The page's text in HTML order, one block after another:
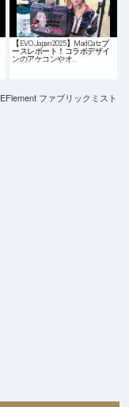
【EVO Japan 2025】MadCatzブ
ースレポート！コラボデザイ
ンのアケコンやオ…
EFlement ファブリックミスト